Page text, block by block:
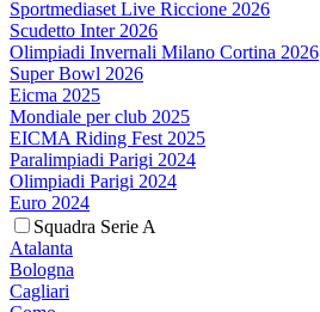
Sportmediaset Live Riccione 2026
Scudetto Inter 2026
Olimpiadi Invernali Milano Cortina 2026
Super Bowl 2026
Eicma 2025
Mondiale per club 2025
EICMA Riding Fest 2025
Paralimpiadi Parigi 2024
Olimpiadi Parigi 2024
Euro 2024
Squadra Serie A
Atalanta
Bologna
Cagliari